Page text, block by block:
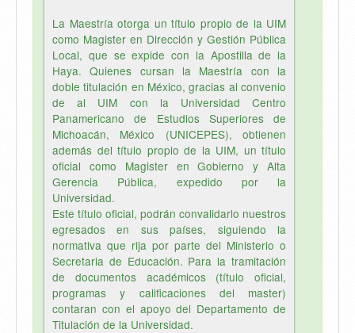
La Maestría otorga un título propio de la UIM
como Magister en Dirección y Gestión Pública
Local, que se expide con la Apostilla de la
Haya. Quienes cursan la Maestría con la
doble titulación en México, gracias al convenio
de al UIM con la Universidad Centro
Panamericano de Estudios Superiores de
Michoacán, México (UNICEPES), obtienen
además del título propio de la UIM, un título
oficial como Magister en Gobierno y Alta
Gerencia Pública, expedido por la
Universidad.
Este título oficial, podrán convalidarlo nuestros
egresados en sus países, siguiendo la
normativa que rija por parte del Ministerio o
Secretaria de Educación. Para la tramitación
de documentos académicos (título oficial,
programas y calificaciones del master)
contaran con el apoyo del Departamento de
Titulación de la Universidad.